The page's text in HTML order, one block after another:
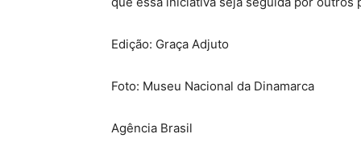
Edição: Graça Adjuto
Foto: Museu Nacional da Dinamarca
Agência Brasil